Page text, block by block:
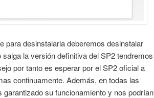
para desinstalarla deberemos desinstalar
la versión definitiva del SP2 tendremos
por tanto es esperar por el SP2 oficial a
continuamente. Además, en todas las
su funcionamiento y nos podrían